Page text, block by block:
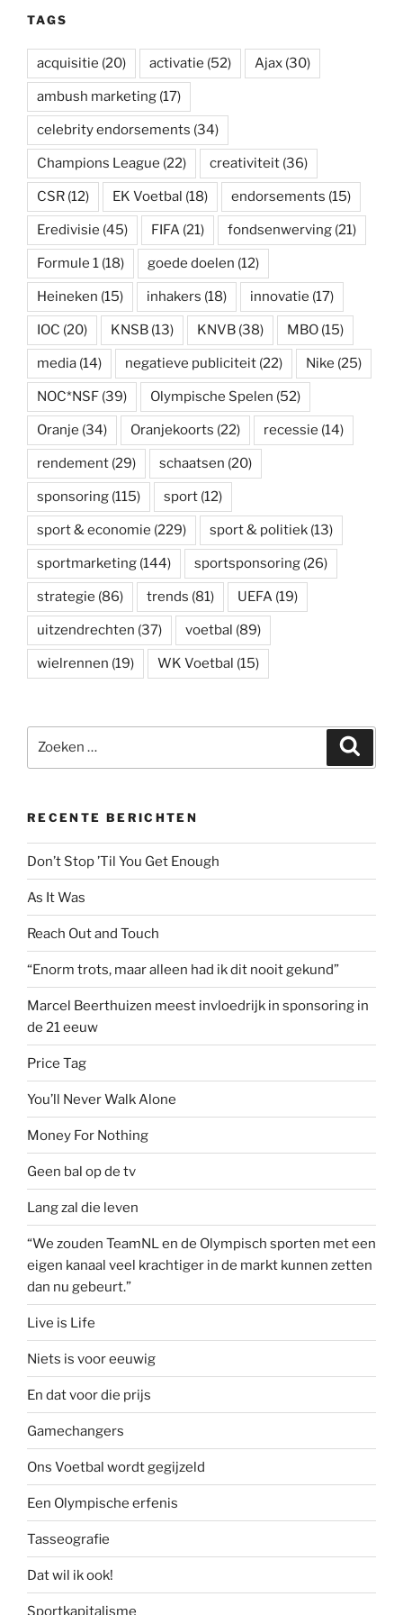
TAGS
acquisitie (20) activatie (52) Ajax (30)
ambush marketing (17)
celebrity endorsements (34)
Champions League (22) creativiteit (36)
CSR (12) EK Voetbal (18) endorsements (15)
Eredivisie (45) FIFA (21) fondsenwerving (21)
Formule 1 (18) goede doelen (12)
Heineken (15) inhakers (18) innovatie (17)
IOC (20) KNSB (13) KNVB (38) MBO (15)
media (14) negatieve publiciteit (22) Nike (25)
NOC*NSF (39) Olympische Spelen (52)
Oranje (34) Oranjekoorts (22) recessie (14)
rendement (29) schaatsen (20)
sponsoring (115) sport (12)
sport & economie (229) sport & politiek (13)
sportmarketing (144) sportsponsoring (26)
strategie (86) trends (81) UEFA (19)
uitzendrechten (37) voetbal (89)
wielrennen (19) WK Voetbal (15)
naar:
RECENTE BERICHTEN
Don’t Stop ’Til You Get Enough
As It Was
Reach Out and Touch
“Enorm trots, maar alleen had ik dit nooit gekund”
Marcel Beerthuizen meest invloedrijk in sponsoring in
de 21 eeuw
Price Tag
You’ll Never Walk Alone
Money For Nothing
Geen bal op de tv
Lang zal die leven
“We zouden TeamNL en de Olympisch sporten met een
eigen kanaal veel krachtiger in de markt kunnen zetten
dan nu gebeurt.”
Live is Life
Niets is voor eeuwig
En dat voor die prijs
Gamechangers
Ons Voetbal wordt gegijzeld
Een Olympische erfenis
Tasseografie
Dat wil ik ook!
Sportkapitalisme